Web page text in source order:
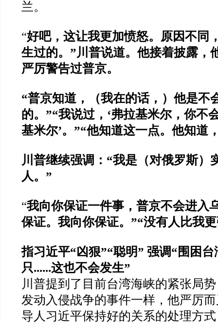
兰。
“好吧，这让我更加愤怒。原因不同
生过的。 ”川普说道。他接着披露，
严厉警告过普京。
“普京知道，（我在的话，）他是不
的。 ”“我说过， ‘弗拉基米尔，你不
基米尔’。 ”“他知道这一点。他知道
川普继续强调： “我是（对俄罗斯）
人。 ”
“我向你保证一件事，普京不会进入
保证。我向你保证。 ”“没有人比我
指习近平“凶狠”“聪明” 强调“围困
只......这也不会发生”
川普提到了目前台湾海峡的紧张局
发动入侵战争的事件一样，他严厉
导人习近平保持好的关系的处理方